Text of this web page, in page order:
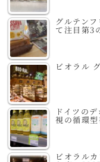
グルテン
て注目第3
ビオラル
ドイツの
視の循環
ビオラル